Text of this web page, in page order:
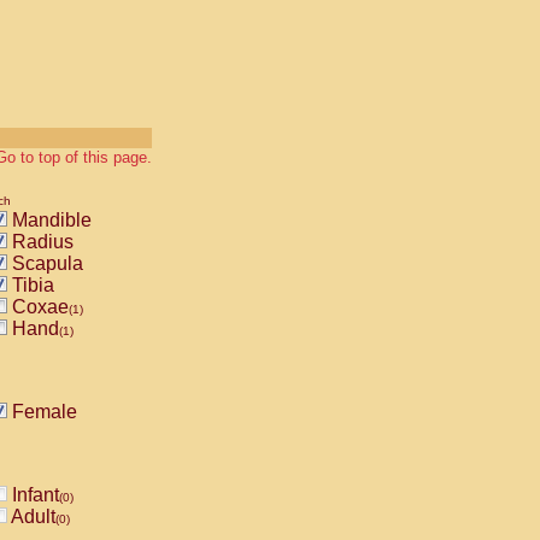
to top of this page.
Mandible
Radius
Scapula
Tibia
Coxae(1)
Hand(1)
Female
Infant(0)
Adult(0)